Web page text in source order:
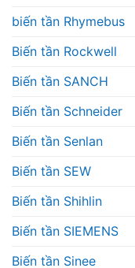
biến tần Rhymebus
Biến tần Rockwell
Biến tần SANCH
Biến tần Schneider
Biến tần Senlan
Biến tần SEW
Biến tần Shihlin
Biến tần SIEMENS
Biến tần Sinee